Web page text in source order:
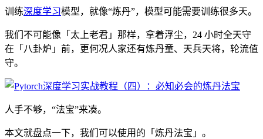
训练深度学习模型，就像“炼丹”，模型可能需要训练很多天。
我们不可能像「太上老君」那样，拿着浮尘，24 小时全天守
在「八卦炉」前，更何况人家还有炼丹童、天兵天将，轮流值
守。
人手不够，“法宝”来凑。
本文就盘点一下，我们可以使用的 「炼丹法宝 」。